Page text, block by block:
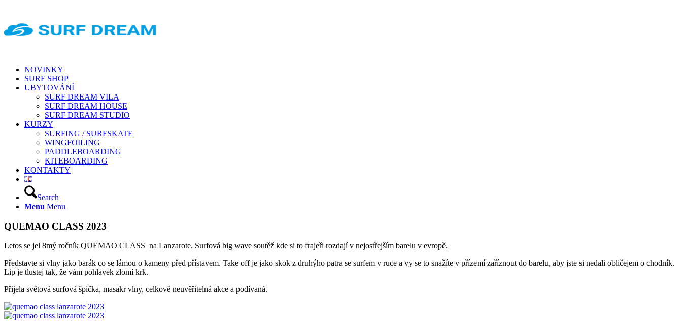
NOVINKY
SURF SHOP
UBYTOVÁNÍ
SURF DREAM VILA
SURF DREAM HOUSE
SURF DREAM STUDIO
KURZY
SURFING / SURFSKATE
WINGFOILING
PADDLEBOARDING
KITEBOARDING
KONTAKTY
Search
Menu Menu
QUEMAO CLASS 2023
Letos se jel 8mý ročník QUEMAO CLASS na Lanzarote. Surfová big wave soutěž kde si to frajeři rozdají v nejostřejším barelu v evropě.
Představte si vlny jako barák co se lámou o kameny před přístavem. Take off je jako skok z druhýho patra se surfem v ruce a vy se to snažíte v přízemí zaříznout do barelu, aby jste si nedali obličejem o chodník.
Lip je tlustej tak, že vám pohlavek zlomí krk.
Přijela světová surfová špička, masakr vlny, celkově neuvěřitelná akce a podívaná.